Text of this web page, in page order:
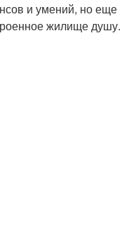
и умений, но еще
жилище душу.